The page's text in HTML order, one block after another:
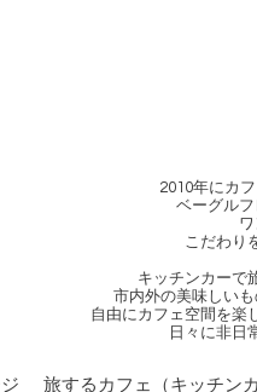
2010年にカ
ベーグルフ
こだわり
キッチンカーで
市内外の美味しい
自由にカフェ空間を楽
日々に非日
旅するカフェ（キッチン